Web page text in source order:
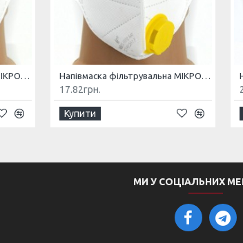
Напівмаска фільтрувальна МІКРОН (К) FFP1 NR з клапаном Напівмаска фільтрувальна МІКРОН (К) FFP2 NR з клапаном
17.82грн.
Купити
МИ У СОЦІАЛЬНИХ